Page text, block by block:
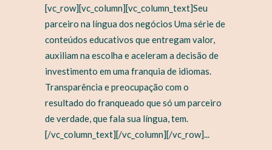
[vc_row][vc_column][vc_column_text]Seu
parceiro na língua dos negócios Uma série de
conteúdos educativos que entregam valor,
auxiliam na escolha e aceleram a decisão de
investimento em uma franquia de idiomas.
Transparência e preocupação com o
resultado do franqueado que só um parceiro
de verdade, que fala sua língua, tem.
[/vc_column_text][/vc_column][/vc_row]...